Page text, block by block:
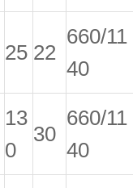
25 22
660/11
40
13
0
30
660/11
40